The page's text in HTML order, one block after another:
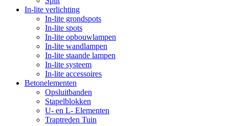
In-lite verlichting
In-lite grondspots
In-lite spots
In-lite opbouwlampen
In-lite wandlampen
In-lite staande lampen
In-lite systeem
In-lite accessoires
Betonelementen
Opsluitbanden
Stapelblokken
U- en L- Elementen
Traptreden Tuin